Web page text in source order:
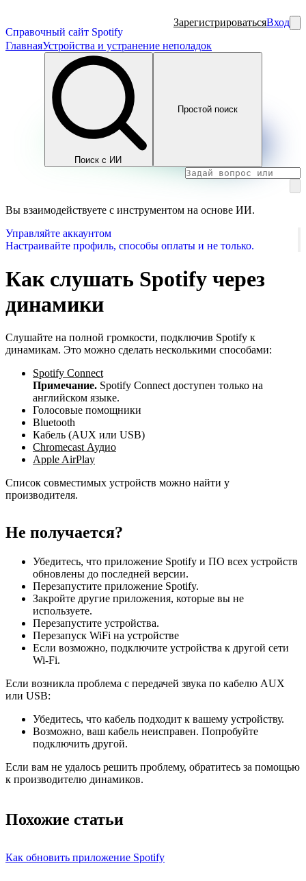
Справочный сайт Spotify
ЗарегистрироватьсяВход
ГлавнаяУстройства и устранение неполадок
Поиск с ИИ
Простой поиск
Вы взаимодействуете с инструментом на основе ИИ.
Управляйте аккаунтом
Настраивайте профиль, способы оплаты и не только.
Как слушать Spotify через
динамики
Слушайте на полной громкости, подключив Spotify к
динамикам. Это можно сделать несколькими способами:
Spotify Connect
Примечание. Spotify Connect доступен только на
английском языке.
Голосовые помощники
Bluetooth
Кабель (AUX или USB)
Chromecast Аудио
Apple AirPlay
Список совместимых устройств можно найти у
производителя.
Не получается?
Убедитесь, что приложение Spotify и ПО всех устройств
обновлены до последней версии.
Перезапустите приложение Spotify.
Закройте другие приложения, которые вы не
используете.
Перезапустите устройства.
Перезапуск WiFi на устройстве
Если возможно, подключите устройства к другой сети
Wi-Fi.
Если возникла проблема с передачей звука по кабелю AUX
или USB:
Убедитесь, что кабель подходит к вашему устройству.
Возможно, ваш кабель неисправен. Попробуйте
подключить другой.
Если вам не удалось решить проблему, обратитесь за помощью
к производителю динамиков.
Похожие статьи
Как обновить приложение Spotify